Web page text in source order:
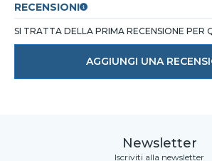
RECENSIONI
SI TRATTA DELLA PRIMA RECENSIONE
AGGIUNGI UNA
Newsletter
Iscriviti alla newsletter